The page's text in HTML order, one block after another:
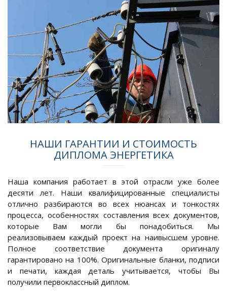
НАШИ ГАРАНТИИ И СТОИМОСТЬ
ДИПЛОМА ЭНЕРГЕТИКА
Наша компания работает в этой отрасли уже более
десяти лет. Наши квалифицированные специалисты
отлично разбираются во всех нюансах и тонкостях
процесса, особенностях составления всех документов,
которые Вам могли бы понадобиться. Мы
реализовываем каждый проект на наивысшем уровне.
Полное соответствие документа оригиналу
гарантировано на 100%. Оригинальные бланки, подписи
и печати, каждая деталь учитывается, чтобы Вы
получили первоклассный диплом.